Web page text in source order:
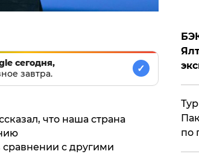
сегодня,
завтра.
✓
что наша страна
сравнении с другими
по